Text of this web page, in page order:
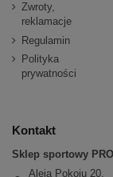
Zwroty,
reklamacje
Regulamin
Polityka
prywatności
Kontakt
Sklep sportowy
Aleja Pokoju 20,